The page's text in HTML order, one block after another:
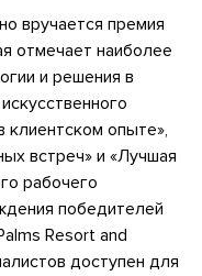
вручается премия
отмечает наиболее
и решения в
клиентском опыте»,
встреч» и «Лучшая
рабочего
победителей
Resort and
доступен для